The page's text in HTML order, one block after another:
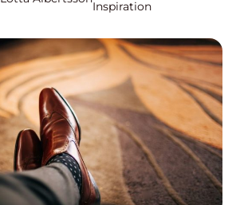
Inspiration